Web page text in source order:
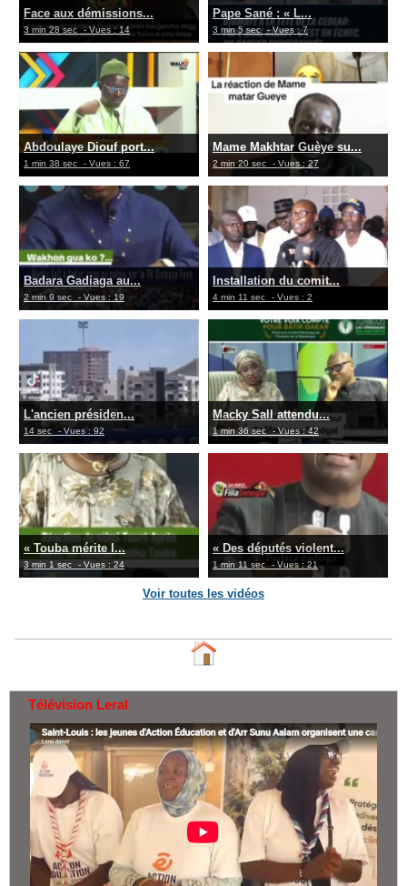
Face aux démissions...
3 min 28 sec - Vues : 14
Pape Sané : « L...
3 min 5 sec - Vues : 7
Abdoulaye Diouf port...
1 min 38 sec - Vues : 67
Mame Makhtar Guèye su...
2 min 20 sec - Vues : 27
Badara Gadiaga au...
2 min 9 sec - Vues : 19
Installation du comit...
4 min 11 sec - Vues : 2
L'ancien présiden...
14 sec - Vues : 92
Macky Sall attendu...
1 min 36 sec - Vues : 42
« Touba mérite l...
3 min 1 sec - Vues : 24
« Des députés violent...
1 min 11 sec - Vues : 21
Voir toutes les vidéos
Télévision Leral